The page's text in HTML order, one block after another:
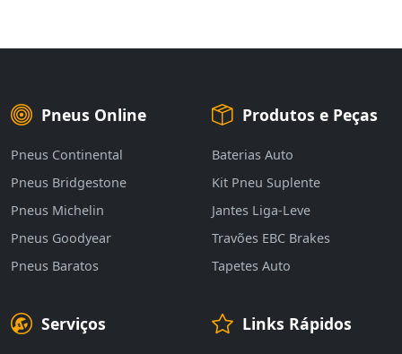
Pneus Online
Pneus Continental
Pneus Bridgestone
Pneus Michelin
Pneus Goodyear
Pneus Baratos
Produtos e Peças
Baterias Auto
Kit Pneu Suplente
Jantes Liga-Leve
Travões EBC Brakes
Tapetes Auto
Serviços Links Rápidos